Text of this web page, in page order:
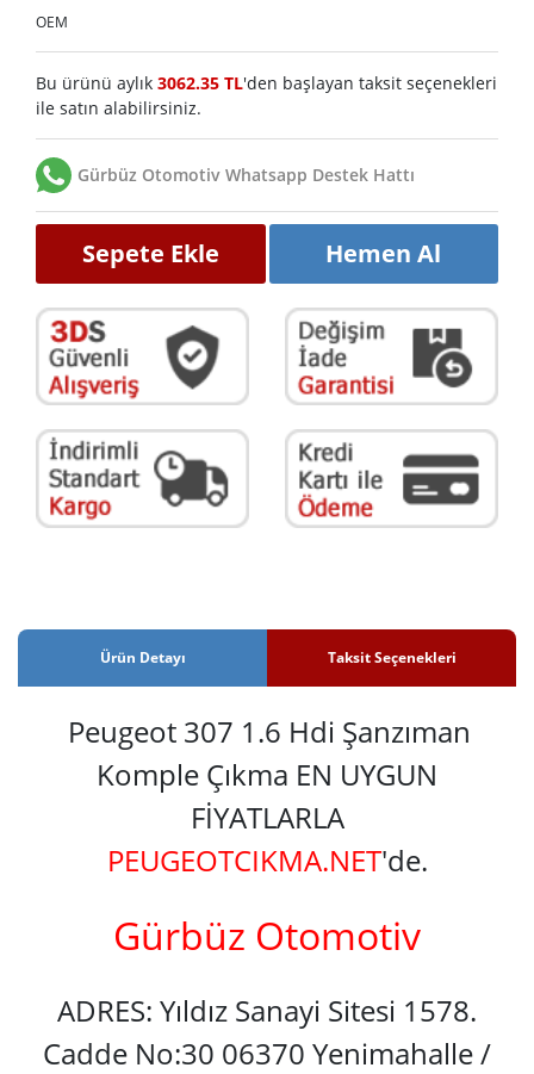
OEM
Bu ürünü aylık 3062.35 TL'den başlayan taksit seçenekleri
ile satın alabilirsiniz.
Gürbüz Otomotiv Whatsapp Destek Hattı
Sepete Ekle Hemen Al
Ürün Detayı Taksit Seçenekleri
Peugeot 307 1.6 Hdi Şanzıman
Komple Çıkma EN UYGUN
FİYATLARLA
PEUGEOTCIKMA.NET'de.
Gürbüz Otomotiv
ADRES: Yıldız Sanayi Sitesi 1578.
Cadde No:30 06370 Yenimahalle /